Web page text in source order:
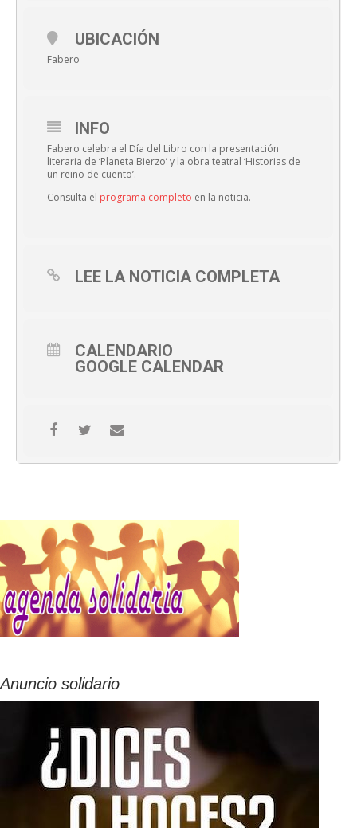
UBICACIÓN
Fabero
INFO
Fabero celebra el Día del Libro con la presentación
literaria de ‘Planeta Bierzo’ y la obra teatral ‘Historias de
un reino de cuento’.
Consulta el programa completo en la noticia.
LEE LA NOTICIA COMPLETA
CALENDARIO
GOOGLE CALENDAR
Anuncio solidario